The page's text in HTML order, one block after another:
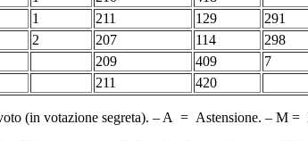
1 211 129 291
2 207 114 298
209 409 7
211 420
(in votazione segreta). – A = Astensione. – M